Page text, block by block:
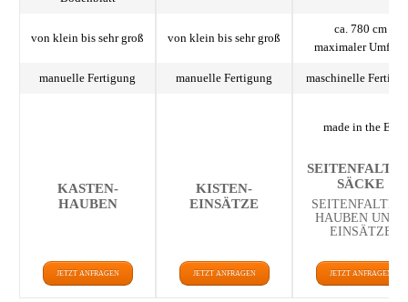
von klein bis sehr groß von klein bis sehr groß
ca. 780 cm
maximaler Umfang
manuelle Fertigung manuelle Fertigung maschinelle
made in the EU
KASTEN­
HAUBEN
JETZT ANFRAGEN
KISTEN­
EINSÄTZE
JETZT ANFRAGEN
SÄCKE
HAUBEN UND -
EINSÄTZE
JETZT ANFRAGEN